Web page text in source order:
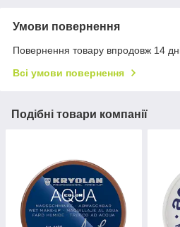
Умови повернення
Повернення товару впродовж 14
Всі умови повернення
Подібні товари компанії